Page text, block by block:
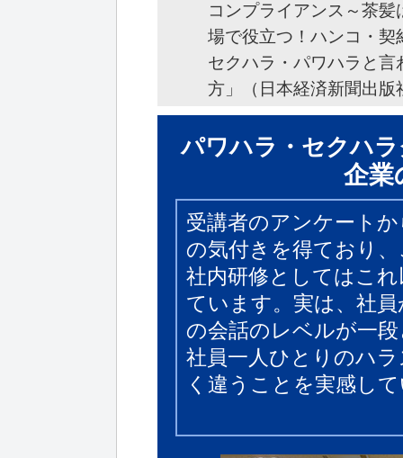
コンプライアンス～茶
場で役立つ！ハンコ・
セクハラ・パワハラと
方」（日本経済新聞出版
パワハラ・セクハ
企業
受講者のアンケート
の気付きを得ており
社内研修としてはこ
ています。実は、社
の会話のレベルが一
社員一人ひとりのハ
く違うことを実感し